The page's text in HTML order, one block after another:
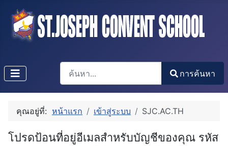
การค้นหา
Type 2 or more characters for results.
การค้นหา
คุณอยู่ที่: หน้าแรก เข้าสู่ระบบ SJC.AC.TH
โปรดป้อนที่อยู่อีเมลสำหรับบัญชีของคุณ รหัส